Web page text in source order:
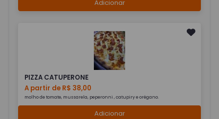
Adicionar
PIZZA CATUPERONE
A partir de R$ 38,00
molho de tomate, mussarela, peperonni , catupiry e orégano.
Adicionar